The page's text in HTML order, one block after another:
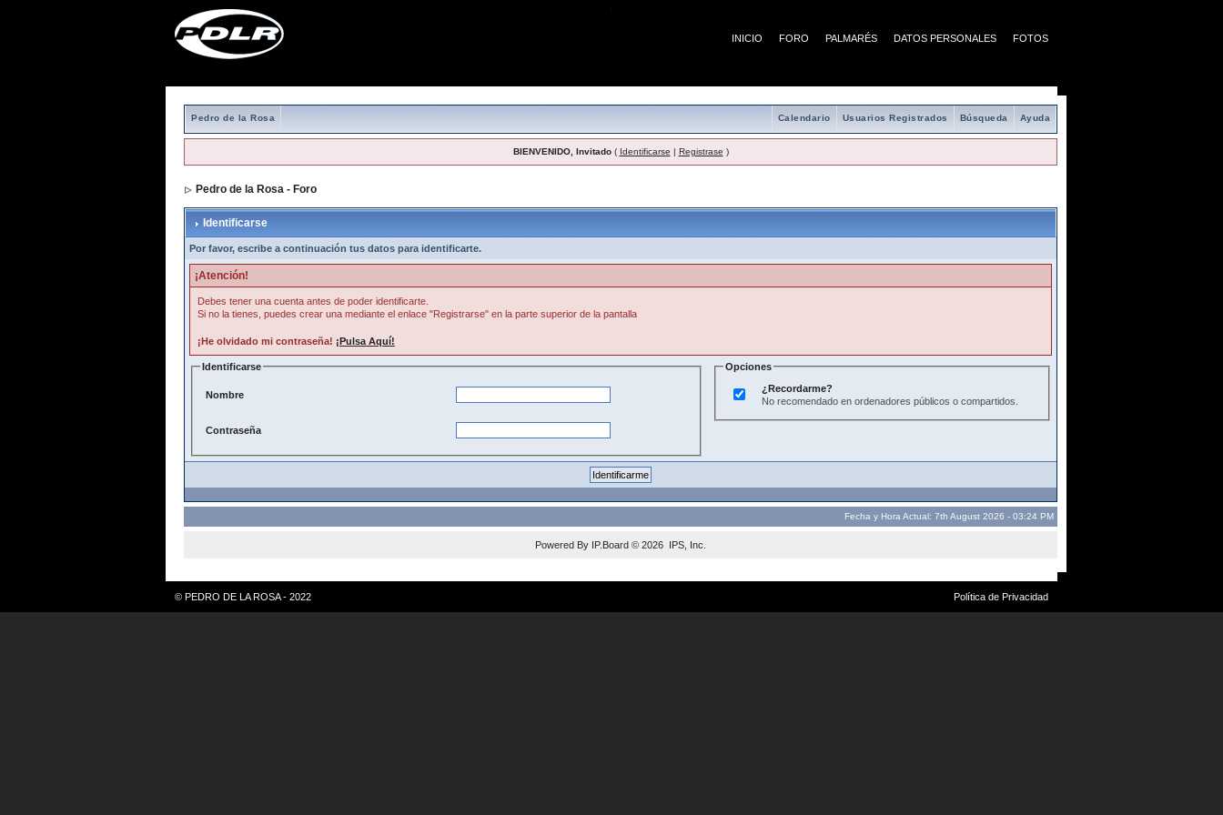
INICIO FORO PALMARÉS DATOS PERSONALES FOTOS
Pedro de la Rosa Ayuda
Búsqueda
Usuarios Registrados
Calendario
BIENVENIDO, Invitado( Identificarse | Registrase )
Pedro de la Rosa - Foro
Identificarse
Por favor, escribe a continuación tus datos para identificarte.
¡Atención!
Debes tener una cuenta antes de poder identificarte.
Si no la tienes, puedes crear una mediante el enlace "Registrarse" en la parte superior de la pantalla
¡He olvidado mi contraseña! ¡Pulsa Aquí!
Identificarse
Nombre
Contraseña
Opciones
¿Recordarme?
No recomendado en ordenadores públicos o compartidos.
Fecha y Hora Actual: 7th August 2026 - 03:24 PM
Powered By IP.Board © 2026 IPS, Inc
© PEDRO DE LA ROSA - 2022 Política de Privacidad